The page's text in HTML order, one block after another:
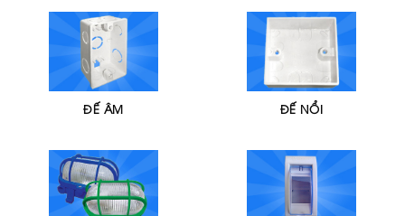
ĐẾ ÂM ĐẾ NỔI